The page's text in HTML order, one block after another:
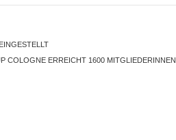
COLOGNE ERREICHT 1600 MITGLIEDERINNEN